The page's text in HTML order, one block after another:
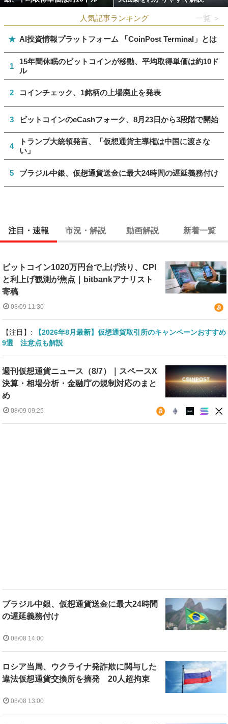
人気記事ランキング 一覧 ＞
★ AI投資情報プラットフォーム 「CoinPost Terminal」とは
1
15年間休眠のビットコインが移動、平均取得単価は約10ド
ル
2 コインチェック、1銘柄の上場廃止を発表
3 ビットコインのeCashフォーク、8月23日から3段階で開始
4
トランプ大統領発言、「仮想通貨主導権は中国に渡さな
い」
5 ブラジル中銀、仮想通貨送金に最大24時間の遅延義務付け
注目・速報 市況・解説 動画解説 新着一覧
ビットコイン1020万円台で上げ渋り、CPI
と利上げ観測が焦点｜bitbankアナリスト
寄稿
08/09 11:30
【注目】:
【2026年8月最新】仮想通貨取引所のキャンペーンおすすめ
9選 注意点も解説
週刊仮想通貨ニュース（8/7）｜スペースX
決算・相場分析・金融庁の規制対応のまと
め
08/09 09:25
ブラジル中銀、仮想通貨送金に最大24時間
の遅延義務付け
08/08 14:00
ロシア当局、ウクライナ発詐欺に関与した
違法仮想通貨交換所を摘発 20人超拘束
08/08 13:00